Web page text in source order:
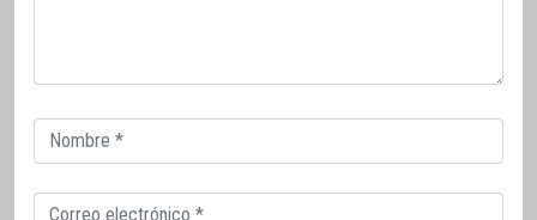
Correo
electrónico
Correo